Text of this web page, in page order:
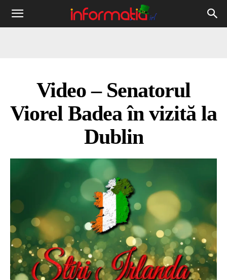
Informația
Video – Senatorul
Viorel Badea în vizită la
Dublin